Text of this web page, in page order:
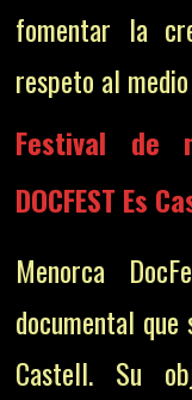
fomentar la
respeto al
Festival de
DOCFEST Es
Menorca
documental
Castell. Su